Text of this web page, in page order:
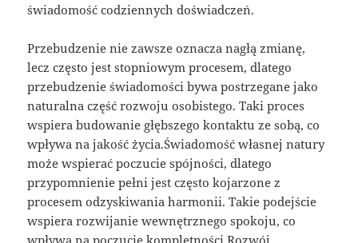
świadomość codziennych doświadczeń.
Przebudzenie nie zawsze oznacza nagłą zmianę,
lecz często jest stopniowym procesem, dlatego
przebudzenie świadomości bywa postrzegane jako
naturalna część rozwoju osobistego. Taki proces
wspiera budowanie głębszego kontaktu ze sobą, co
wpływa na jakość życia.Świadomość własnej natury
może wspierać poczucie spójności, dlatego
przypomnienie pełni jest często kojarzone z
procesem odzyskiwania harmonii. Takie podejście
wspiera rozwijanie wewnętrznego spokoju, co
wpływa na poczucie kompletności.Rozwój